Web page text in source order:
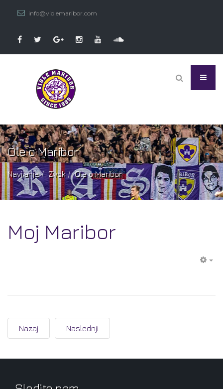
info@violemaribor.com
Ole o Maribor
Navijanje Zvok Ole o Maribor
Moj Maribor
Nazaj Naslednji